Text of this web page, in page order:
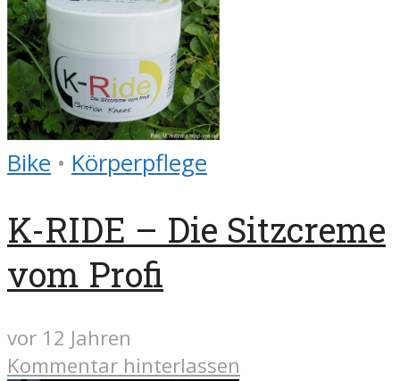
Bike • Körperpflege
K-RIDE – Die Sitzcreme
vom Profi
vor 12 Jahren
Kommentar hinterlassen